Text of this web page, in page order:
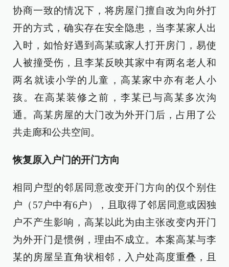
协商一致的情况下，将房屋门擅自改为向外打
开的方式，确实存在安全隐患，当李某家人出
入时，如恰好遇到高某或家人打开房门，易使
人被撞受伤，且李某反映其家中有两名老人和
两名就读小学的儿童，高某家中亦有老人小
孩。在高某装修之前，李某已与高某多次沟
通。高某房屋的大门改为外开门后，占用了公
共走廊和公共空间。
恢复原入户门的开门方向
相同户型的邻居同意改变开门方向的仅个别住
户（57户中有6户），且取得了邻居同意或因独
户不产生影响，高某以此为由主张改变内开门
为外开门是惯例，理由不成立。本案高某与李
某的房屋呈直角状相邻，入户处高度重叠，且